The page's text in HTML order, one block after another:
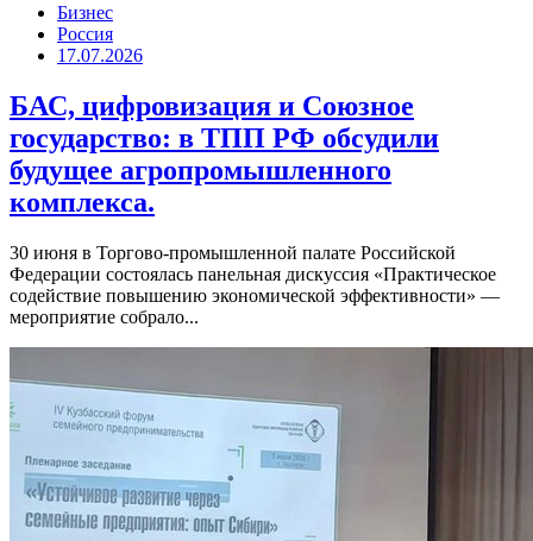
Бизнес
Россия
17.07.2026
БАС, цифровизация и Союзное
государство: в ТПП РФ обсудили
будущее агропромышленного
комплекса.
30 июня в Торгово-промышленной палате Российской
Федерации состоялась панельная дискуссия «Практическое
содействие повышению экономической эффективности» —
мероприятие собрало...